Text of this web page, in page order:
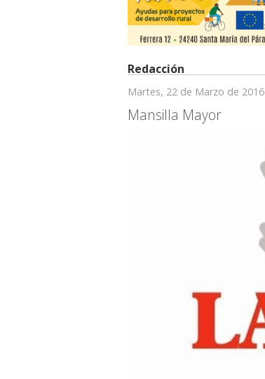
Redacción
Martes, 22 de Marzo de 2016
Mansilla Mayor